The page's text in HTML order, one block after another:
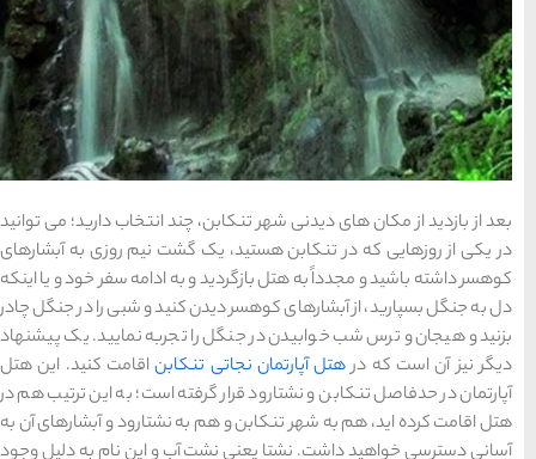
چند انتخاب دارید؛ می توانید
گشت نیم روزی به آبشارهای
و به ادامه سفر خود و یا اینکه
کنید و شبی را در جنگل چادر
تجربه نمایید. یک پیشنهاد
تنکابناقامت کنید. این هتل
است؛ به این ترتیب هم در
نشتارود و آبشارهای آن به
آب و این نام به دلیل وجود
خلیج عربی یا خلیج
فارس؟
1402-12-20
قوم کرمانج و کردهای
خراسان
1402-09-22
سرزمین موج های آبی
مشهد
شهر چادگان اصفهان